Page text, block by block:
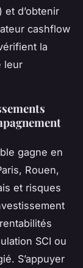
et d’obtenir
cashflow
la
leur
gagne en
Rouen,
et risques
SCI ou
S’appuyer